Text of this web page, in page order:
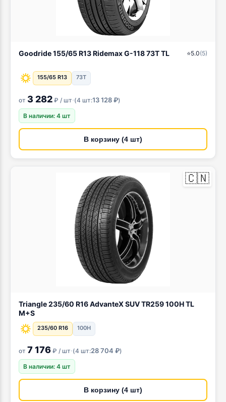
Goodride 155/65 R13 Ridemax G-118 73T TL ⭐5.0(5)
155/65 R13 73T
от 3 282 ₽ / шт·(4 шт:13 128 ₽)
В наличии: 4 шт
В корзину (4 шт)
🇨🇳
Triangle 235/60 R16 AdvanteX SUV TR259 100H TL
M+S
235/60 R16 100H
от 7 176 ₽ / шт·(4 шт:28 704 ₽)
В наличии: 4 шт
В корзину (4 шт)